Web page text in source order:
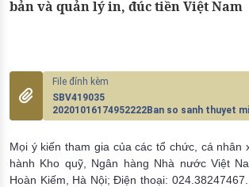
bản và quản lý in, đúc tiền Việt Nam
SBV419035
20201016174952222Ban so sanh thuyet
Mọi ý kiến tham gia của các tổ chức, cá nhân
hành Kho quỹ, Ngân hàng Nhà nước Việt
Hoàn Kiếm, Hà Nội; Điện thoại: